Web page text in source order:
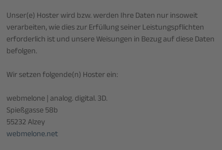
Unser(e) Hoster wird bzw. werden Ihre Daten nur insoweit
verarbeiten, wie dies zur Erfüllung seiner Leistungspflichten
erforderlich ist und unsere Weisungen in Bezug auf diese Daten
befolgen.
Wir setzen folgende(n) Hoster ein:
webmelone | analog. digital. 3D.
Spießgasse 58b
55232 Alzey
webmelone.net